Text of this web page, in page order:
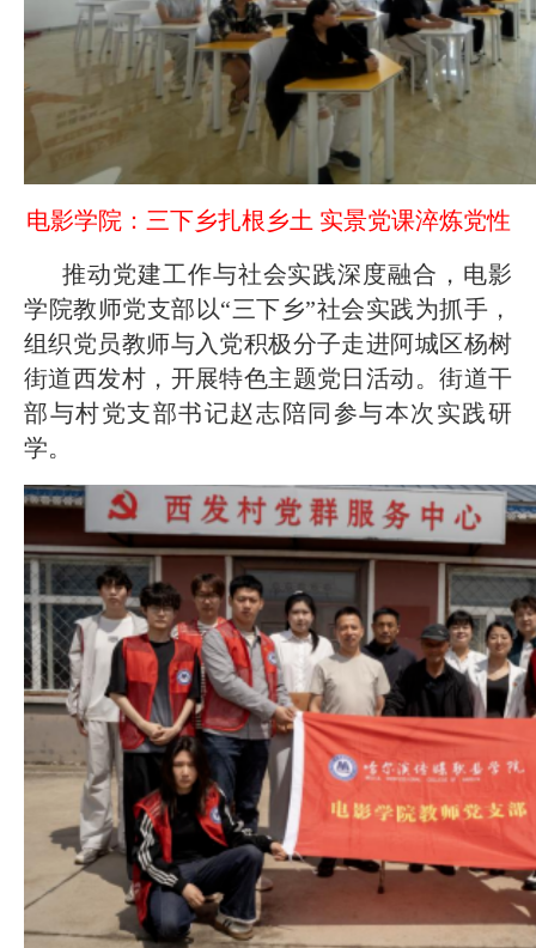
电影学院：三下乡扎根乡土 实景党课淬炼党性
推动党建工作与社会实践深度融合，电影
学院教师党支部以“三下乡”社会实践为抓手，
组织党员教师与入党积极分子走进阿城区杨树
街道西发村，开展特色主题党日活动。街道干
部与村党支部书记赵志陪同参与本次实践研
学。